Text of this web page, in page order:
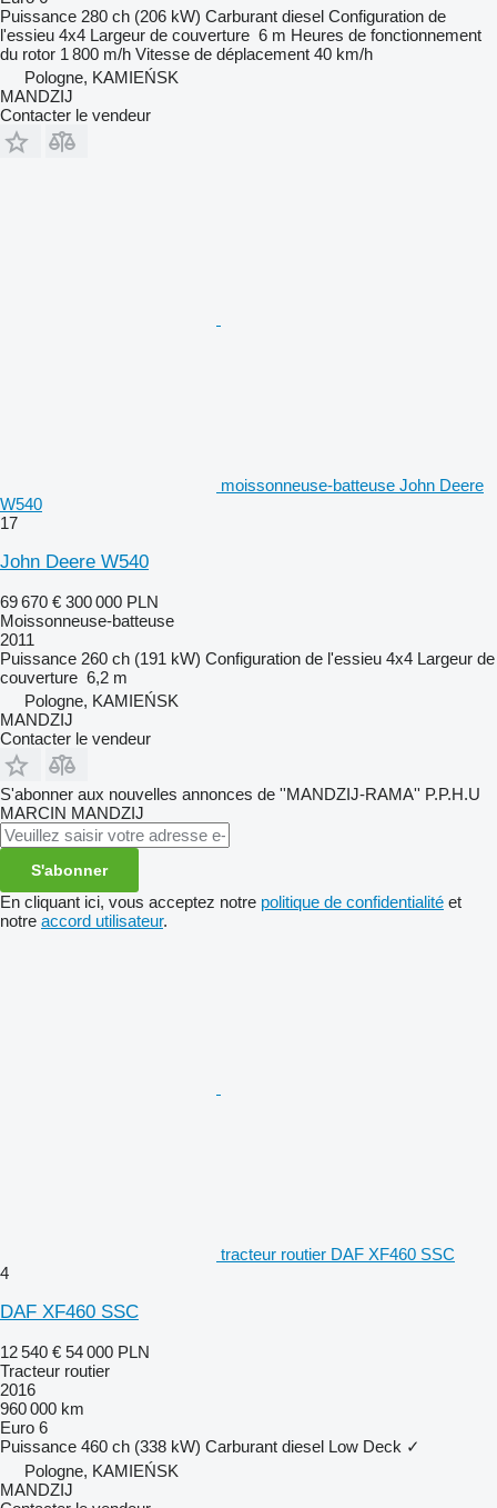
Puissance 280 ch (206 kW) Carburant diesel Configuration de
l'essieu 4x4 Largeur de couverture 6 m Heures de fonctionnement
du rotor 1 800 m/h Vitesse de déplacement 40 km/h
Pologne, KAMIEŃSK
MANDZIJ
Contacter le vendeur
moissonneuse-batteuse John Deere
W540
17
John Deere W540
69 670 € 300 000 PLN
Moissonneuse-batteuse
2011
Puissance 260 ch (191 kW) Configuration de l'essieu 4x4 Largeur de
couverture 6,2 m
Pologne, KAMIEŃSK
MANDZIJ
Contacter le vendeur
S'abonner aux nouvelles annonces de ''MANDZIJ-RAMA'' P.P.H.U
MARCIN MANDZIJ
S'abonner
En cliquant ici, vous acceptez notre politique de confidentialité et
notre accord utilisateur.
tracteur routier DAF XF460 SSC
4
DAF XF460 SSC
12 540 € 54 000 PLN
Tracteur routier
2016
960 000 km
Euro 6
Puissance 460 ch (338 kW) Carburant diesel Low Deck ✓
Pologne, KAMIEŃSK
MANDZIJ